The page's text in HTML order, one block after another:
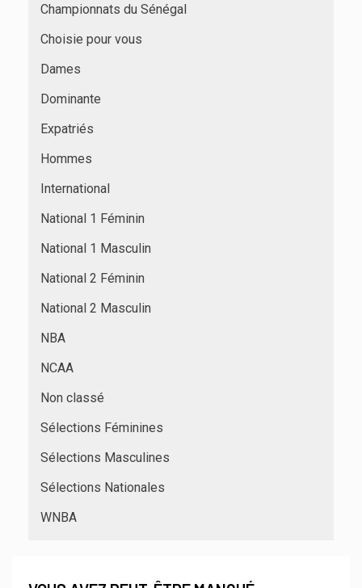
Championnats du Sénégal
Choisie pour vous
Dames
Dominante
Expatriés
Hommes
International
National 1 Féminin
National 1 Masculin
National 2 Féminin
National 2 Masculin
NBA
NCAA
Non classé
Sélections Féminines
Sélections Masculines
Sélections Nationales
WNBA